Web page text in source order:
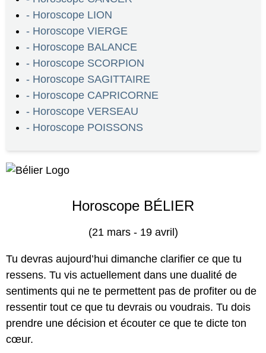
- Horoscope LION
- Horoscope VIERGE
- Horoscope BALANCE
- Horoscope SCORPION
- Horoscope SAGITTAIRE
- Horoscope CAPRICORNE
- Horoscope VERSEAU
- Horoscope POISSONS
Horoscope BÉLIER
(21 mars - 19 avril)
Tu devras aujourd’hui dimanche clarifier ce que tu
ressens. Tu vis actuellement dans une dualité de
sentiments qui ne te permettent pas de profiter ou de
ressentir tout ce que tu devrais ou voudrais. Tu dois
prendre une décision et écouter ce que te dicte ton
cœur.